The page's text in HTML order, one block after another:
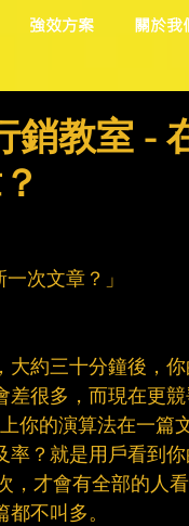
強效方案 關於我
銷教室 -
次文章？」​
約三十分鐘後，
很多，而現在更
你的演算法在一篇
？就是用戶看到
，才會有全部的人
不叫多。​